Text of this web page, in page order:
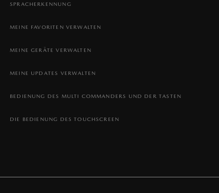
SPRACHERKENNUNG
MEINE FAVORITEN VERWALTEN
MEINE GERÄTE VERWALTEN
MEINE UPDATES VERWALTEN
BEDIENUNG DES MULTI COMMANDERS UND DER TASTEN
DIE BEDIENUNG DES TOUCHSCREEN